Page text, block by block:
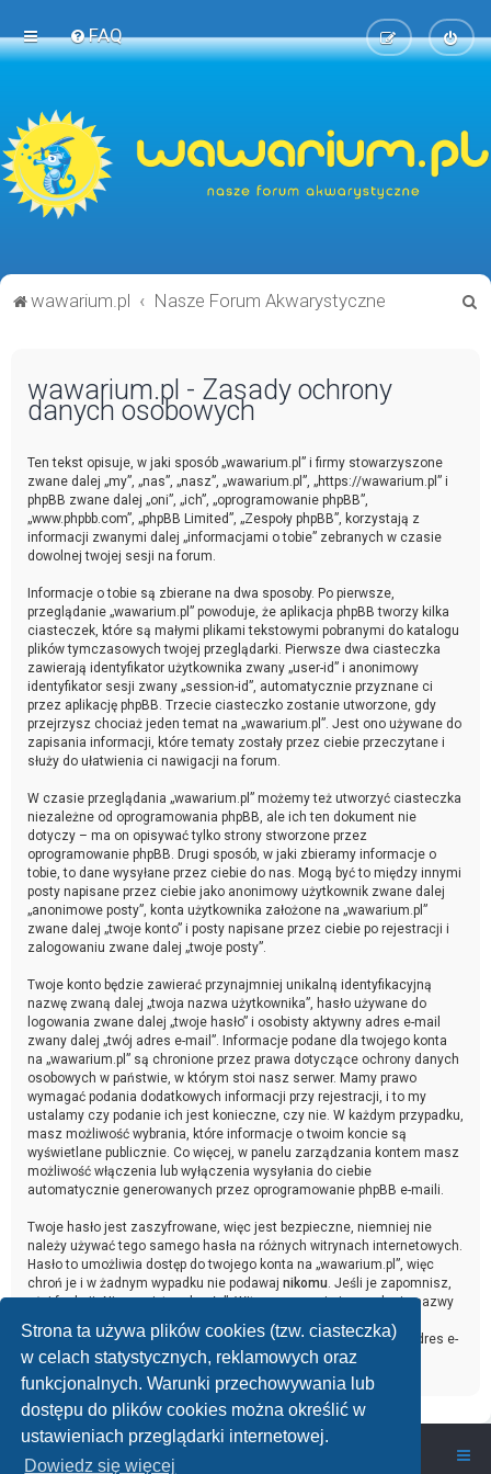
Strona ta używa plików cookies (tzw. ciasteczka)
w celach statystycznych, reklamowych oraz
funkcjonalnych. Warunki przechowywania lub
dostępu do plików cookies można określić w
ustawieniach przeglądarki internetowej.
Dowiedz się więcej
FAQ
wawarium.pl Nasze Forum Akwarystyczne
wawarium.pl - Zasady ochrony
danych osobowych
Ten tekst opisuje, w jaki sposób „wawarium.pl” i firmy stowarzyszone
zwane dalej „my”, „nas”, „nasz”, „wawarium.pl”, „https://wawarium.pl” i
phpBB zwane dalej „oni”, „ich”, „oprogramowanie phpBB”,
„www.phpbb.com”, „phpBB Limited”, „Zespoły phpBB”, korzystają z
informacji zwanymi dalej „informacjami o tobie” zebranych w czasie
dowolnej twojej sesji na forum.
Informacje o tobie są zbierane na dwa sposoby. Po pierwsze,
przeglądanie „wawarium.pl” powoduje, że aplikacja phpBB tworzy kilka
ciasteczek, które są małymi plikami tekstowymi pobranymi do katalogu
plików tymczasowych twojej przeglądarki. Pierwsze dwa ciasteczka
zawierają identyfikator użytkownika zwany „user-id” i anonimowy
identyfikator sesji zwany „session-id”, automatycznie przyznane ci
przez aplikację phpBB. Trzecie ciasteczko zostanie utworzone, gdy
przejrzysz chociaż jeden temat na „wawarium.pl”. Jest ono używane do
zapisania informacji, które tematy zostały przez ciebie przeczytane i
służy do ułatwienia ci nawigacji na forum.
W czasie przeglądania „wawarium.pl” możemy też utworzyć ciasteczka
niezależne od oprogramowania phpBB, ale ich ten dokument nie
dotyczy – ma on opisywać tylko strony stworzone przez
oprogramowanie phpBB. Drugi sposób, w jaki zbieramy informacje o
tobie, to dane wysyłane przez ciebie do nas. Mogą być to między innymi
posty napisane przez ciebie jako anonimowy użytkownik zwane dalej
„anonimowe posty”, konta użytkownika założone na „wawarium.pl”
zwane dalej „twoje konto” i posty napisane przez ciebie po rejestracji i
zalogowaniu zwane dalej „twoje posty”.
Twoje konto będzie zawierać przynajmniej unikalną identyfikacyjną
nazwę zwaną dalej „twoja nazwa użytkownika”, hasło używane do
logowania zwane dalej „twoje hasło” i osobisty aktywny adres e-mail
zwany dalej „twój adres e-mail”. Informacje podane dla twojego konta
na „wawarium.pl” są chronione przez prawa dotyczące ochrony danych
osobowych w państwie, w którym stoi nasz serwer. Mamy prawo
wymagać podania dodatkowych informacji przy rejestracji, i to my
ustalamy czy podanie ich jest konieczne, czy nie. W każdym przypadku,
masz możliwość wybrania, które informacje o twoim koncie są
wyświetlane publicznie. Co więcej, w panelu zarządzania kontem masz
możliwość włączenia lub wyłączenia wysyłania do ciebie
automatycznie generowanych przez oprogramowanie phpBB e-maili.
Twoje hasło jest zaszyfrowane, więc jest bezpieczne, niemniej nie
należy używać tego samego hasła na różnych witrynach internetowych.
Hasło to umożliwia dostęp do twojego konta na „wawarium.pl”, więc
chroń je i w żadnym wypadku nie podawaj nikomu . Jeśli je zapomnisz,
użyj funkcji „Nie pamiętam hasła”. Witryna poprosi cię o podanie nazwy
użytkownika i adresu e-mail. Po podaniu tych danych zostanie
wygenerowane nowe hasło i przesłane na podany przez ciebie adres e-
mail. Umożliwi ono odzyskanie dostępu do twojego konta.
wawarium.pl Nasze Forum Akwarystyczne